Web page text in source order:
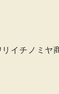
リイチノミヤ